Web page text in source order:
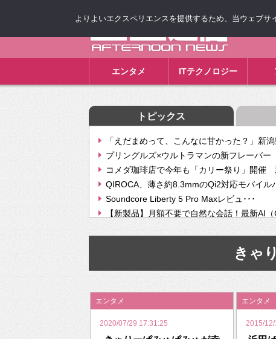
エンタメ ITテクノロジー
トピックス
「えだまめって、こんなに甘かった？」新
プリングルズ×ウルトラマンの新フレーバー
コメダ珈琲店で今年も「カリー祭り」開催
QIROCA、薄さ約8.3mmのQi2対応モバイル
Soundcore Liberty 5 Pro Maxレビュ･･･
【新製品】月額不要で自然な会話！最新AI
【次世代の没入感と生産性】VITURE Luma
挫折率8割の壁をAIで突破。ジャストシステ
2026年のバレンタインは「自分で作って、
きゃ
エンタメ
2020/07/29 17:31:25
エンタメ
2015/
よりよいエクスペリエンスを提供するため、当ウェブ